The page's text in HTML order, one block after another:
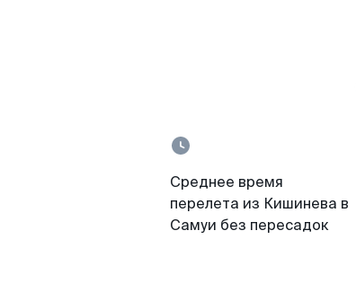
Среднее время
перелета из Кишинева в
Самуи без пересадок